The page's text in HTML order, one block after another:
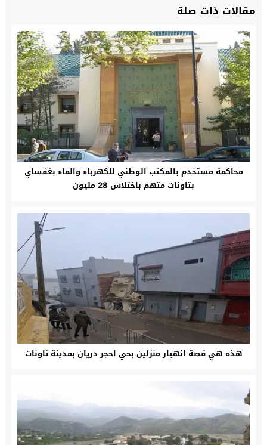
مقالات ذات صلة
محاكمة مستخدم بالمكتب الوطني للكهرباء والماء بغفساي
بتاونات متهم باختلاس 28 مليون
هذه هي قصة انهيار منزلين بحي احجر دريان بمدينة تاونات